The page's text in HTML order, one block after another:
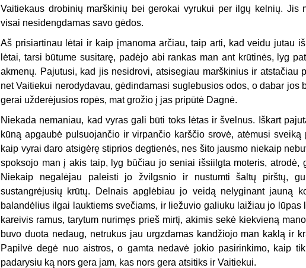
Vaitiekaus drobinių marškinių bei gerokai vyrukui per ilgų kelnių. Jis
visai nesidengdamas savo gėdos.
Aš prisiartinau lėtai ir kaip įmanoma arčiau, taip arti, kad veidu jutau
lėtai, tarsi būtume susitarę, padėjo abi rankas man ant krūtinės, lyg
akmenų. Pajutusi, kad jis nesidrovi, atsisegiau marškinius ir atstačiau
net Vaitiekui nerodydavau, gėdindamasi suglebusios odos, o dabar jos
gerai užderėjusios ropės, mat grožio į jas pripūtė Dagnė.
Niekada nemaniau, kad vyras gali būti toks lėtas ir švelnus. Iškart
kūną apgaubė pulsuojančio ir virpančio karščio srovė, atėmusi
kaip vyrai daro atsigėrę stiprios degtienės, nes šito jausmo niekaip
spoksojo man į akis taip, lyg būčiau jo seniai išsiilgta moteris, atrodė,
Niekaip negalėjau paleisti jo žvilgsnio ir nustumti šaltų pirštų,
sustangrėjusių krūtų. Delnais apglėbiau jo veidą nelyginant jauną
balandėlius ilgai lauktiems svečiams, ir liežuvio galiuku laižiau jo lūpas
kareivis ramus, tarytum nurimęs prieš mirtį, akimis sekė kiekvieną
buvo duota nedaug, netrukus jau urgzdamas kandžiojo man kaklą ir
Papilvė degė nuo aistros, o gamta nedavė jokio pasirinkimo, kaip
padarysiu ką nors gera jam, kas nors gera atsitiks ir Vaitiekui.